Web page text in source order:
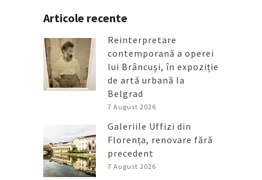
Articole recente
Reinterpretare
contemporană a operei
lui Brâncuși, în expoziție
de artă urbană la
Belgrad
7 August 2026
Galeriile Uffizi din
Florența, renovare fără
precedent
7 August 2026